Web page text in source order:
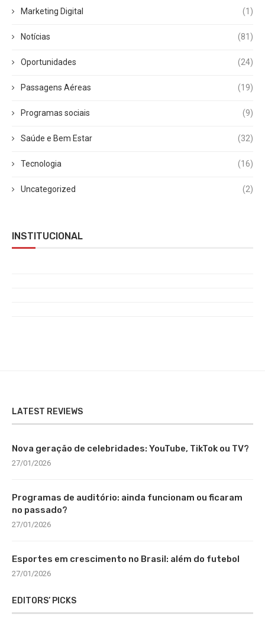
Marketing Digital (1)
Notícias (81)
Oportunidades (24)
Passagens Aéreas (19)
Programas sociais (9)
Saúde e Bem Estar (32)
Tecnologia (16)
Uncategorized (2)
INSTITUCIONAL
LATEST REVIEWS
Nova geração de celebridades: YouTube, TikTok ou TV?
27/01/2026
Programas de auditório: ainda funcionam ou ficaram
no passado?
27/01/2026
Esportes em crescimento no Brasil: além do futebol
27/01/2026
EDITORS’ PICKS